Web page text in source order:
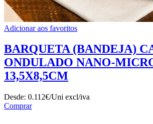
Adicionar aos favoritos
BARQUETA (BANDEJA)
ONDULADO NANO-
13,5X8,5CM
Desde: 0.112€/Uni excl/iva
Comprar